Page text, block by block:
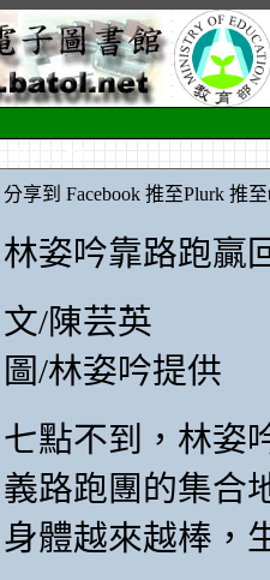
分享到 Facebook 推至Plurk 推
林姿吟靠路跑贏
文/陳芸英
圖/林姿吟提供
七點不到，林姿
義路跑團的集合
身體越來越棒，